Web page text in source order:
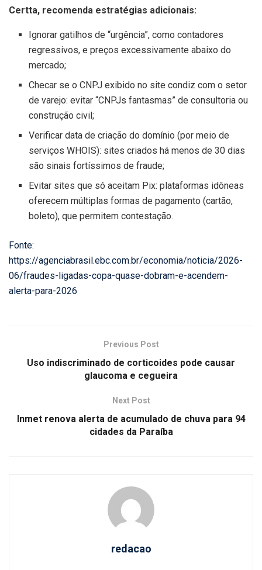
Certta, recomenda estratégias adicionais:
Ignorar gatilhos de “urgência”, como contadores
regressivos, e preços excessivamente abaixo do
mercado;
Checar se o CNPJ exibido no site condiz com o setor
de varejo: evitar “CNPJs fantasmas” de consultoria ou
construção civil;
Verificar data de criação do domínio (por meio de
serviços WHOIS): sites criados há menos de 30 dias
são sinais fortíssimos de fraude;
Evitar sites que só aceitam Pix: plataformas idôneas
oferecem múltiplas formas de pagamento (cartão,
boleto), que permitem contestação.
Fonte:
https://agenciabrasil.ebc.com.br/economia/noticia/2026-
06/fraudes-ligadas-copa-quase-dobram-e-acendem-
alerta-para-2026
Previous Post
Uso indiscriminado de corticoides pode causar
glaucoma e cegueira
Next Post
Inmet renova alerta de acumulado de chuva para 94
cidades da Paraíba
redacao